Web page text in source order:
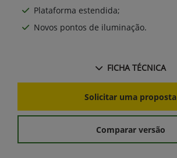
Plataforma estendida;
Novos pontos de iluminação.
FICHA TÉCNICA
Solicitar uma proposta
Comparar versão